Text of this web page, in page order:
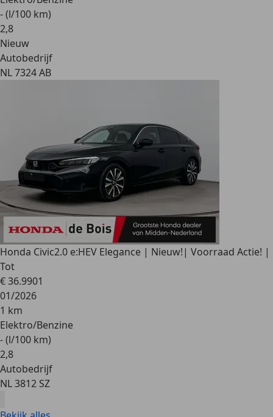
- (l/100 km)
2,8
Nieuw
Autobedrijf
NL 7324 AB
Honda Civic2.0 e:HEV Elegance | Nieuw!| Voorraad Actie! |
Tot
€ 36.9901
01/2026
1 km
Elektro/Benzine
- (l/100 km)
2,8
Autobedrijf
NL 3812 SZ